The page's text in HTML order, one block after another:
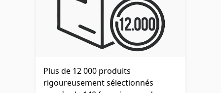
Plus de 12 000 produits
rigoureusement sélectionnés